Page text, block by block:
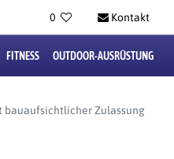
0 Kontakt
FITNESS OUTDOOR-AUSRÜSTUNG
bauaufsichtlicher Zulassung